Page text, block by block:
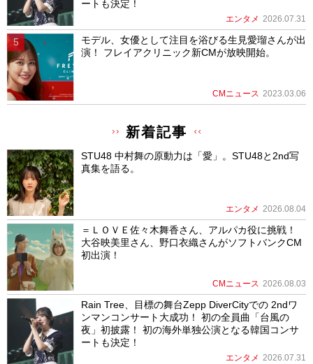
ートも決定！
エンタメ 2026.07.31
モデル、女優として注目を浴びる生見愛瑠さんが出
演！ フレイアクリニック新CMが放映開始。
CMニュース 2023.03.06
新着記事
STU48 中村舞の原動力は「愛」。STU48と2nd写
真集を語る。
エンタメ 2026.08.04
＝ＬＯＶＥ佐々木舞香さん、アルパカ役に挑戦！
大谷映美里さん、野口衣織さんがソフトバンクCM
初出演！
CMニュース 2026.08.03
Rain Tree、目標の舞台Zepp DiverCityでの 2ndワ
ンマンコンサート大成功！ 初の全員曲「台風の
夜」初披露！ 初の海外単独公演となる韓国コンサ
ートも決定！
エンタメ 2026.07.31